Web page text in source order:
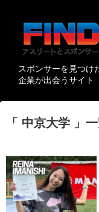
スポンサーを見つけ
企業が出会うサイト
「 中京大学 」